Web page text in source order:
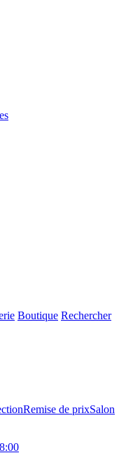
Boutique Rechercher
Remise de prixSalon